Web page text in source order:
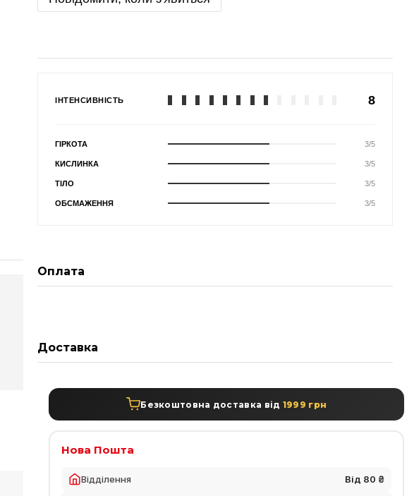
ІНТЕНСИВНІСТЬ 8
ГІРКОТА 3/5
КИСЛИНКА 3/5
ТІЛО 3/5
ОБСМАЖЕННЯ 3/5
Оплата
Доставка
Безкоштовна доставка від 1999 грн
Нова Пошта
Відділення Від 80 ₴